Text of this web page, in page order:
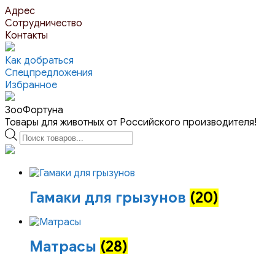
Перейти
к
контенту
Адрес
Сотрудничество
Контакты
Как добраться
Спецпредложения
Избранное
ЗооФортуна
Товары для животных от Российского производителя!
Поиск
товаров
Гамаки для грызунов (20)
Матрасы (28)